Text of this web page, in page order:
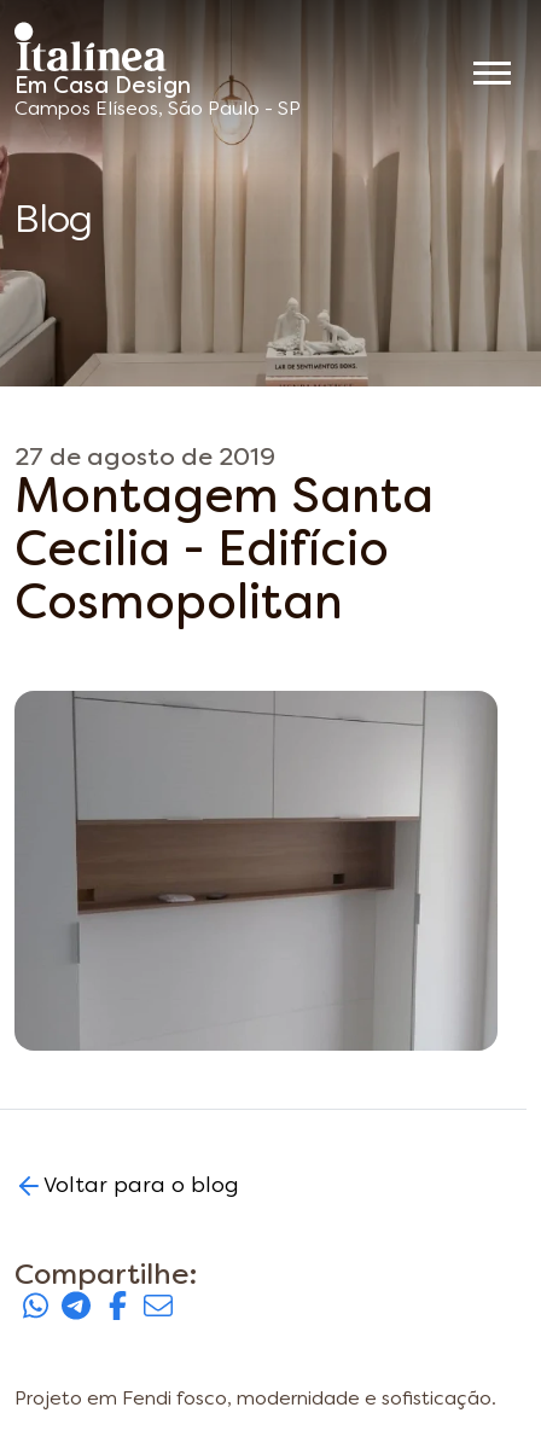
Em Casa Design
Móveis
Planejados
Campos Elíseos, São Paulo - SP
Blog
27 de agosto de 2019
Montagem Santa
Cecilia - Edifício
Cosmopolitan
Voltar para o blog
Compartilhe:
Projeto em Fendi fosco, modernidade e sofisticação.